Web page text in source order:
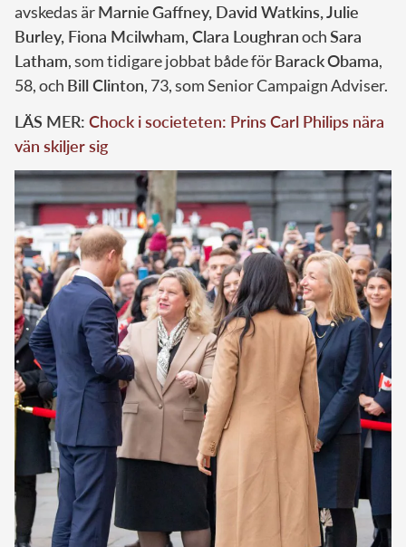
avskedas ärMarnieGaffney, David Watkins, Julie
Burley, Fiona Mcilwham, Clara LoughranochSara
Latham, som tidigare jobbat både förBarackObama,
58, och BillClinton, 73, som Senior Campaign Adviser.
LÄS MER: Chock i societeten: Prins Carl Philips nära
vän skiljer sig